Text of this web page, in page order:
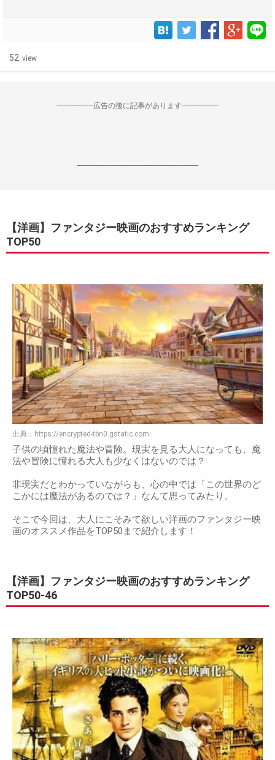
52 view
--------------------広告の後に記事があります--------------------
------------------------------------------------------------------
【洋画】ファンタジー映画のおすすめランキング
TOP50
出典： https://encrypted-tbn0.gstatic.com
子供の頃憧れた魔法や冒険。現実を見る大人になっても、魔
法や冒険に憧れる大人も少なくはないのでは？
非現実だとわかっていながらも、心の中では「この世界のど
こかには魔法があるのでは？」なんて思ってみたり。
そこで今回は、大人にこそみて欲しい洋画のファンタジー映
画のオススメ作品をTOP50まで紹介します！
【洋画】ファンタジー映画のおすすめランキング
TOP50-46